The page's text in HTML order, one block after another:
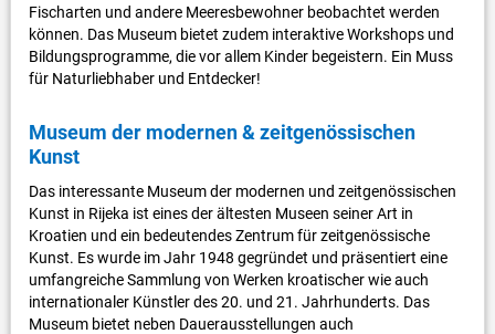
Fischarten und andere Meeresbewohner beobachtet werden
können. Das Museum bietet zudem interaktive Workshops und
Bildungsprogramme, die vor allem Kinder begeistern. Ein Muss
für Naturliebhaber und Entdecker!
Museum der modernen & zeitgenössischen
Kunst
Das interessante Museum der modernen und zeitgenössischen
Kunst in Rijeka ist eines der ältesten Museen seiner Art in
Kroatien und ein bedeutendes Zentrum für zeitgenössische
Kunst. Es wurde im Jahr 1948 gegründet und präsentiert eine
umfangreiche Sammlung von Werken kroatischer wie auch
internationaler Künstler des 20. und 21. Jahrhunderts. Das
Museum bietet neben Dauerausstellungen auch